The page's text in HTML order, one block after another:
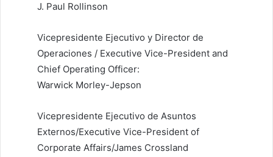
J. Paul Rollinson
Vicepresidente Ejecutivo y Director de
Operaciones / Executive Vice-President and
Chief Operating Officer:
Warwick Morley-Jepson
Vicepresidente Ejecutivo de Asuntos
Externos/Executive Vice-President of
Corporate Affairs/James Crossland